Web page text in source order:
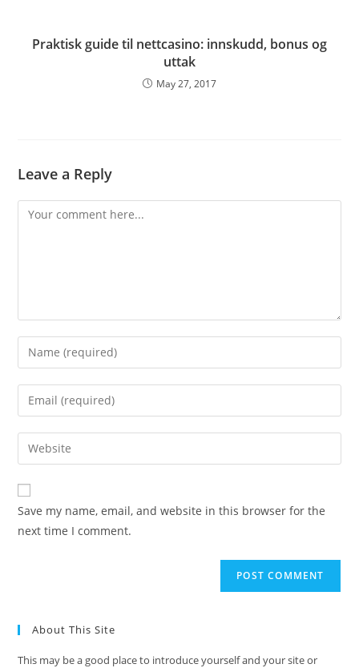
Praktisk guide til nettcasino: innskudd, bonus og
uttak
May 27, 2017
Leave a Reply
Comment
Enter
your
name
comment
Enter
your
email
address
comment
Enter
your
website
URL
(optional)
Save my name, email, and website in this browser for the
next time I comment.
About This Site
This may be a good place to introduce yourself and your site or